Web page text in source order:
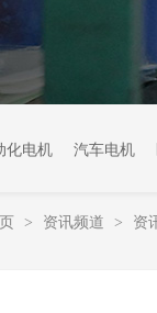
化电机 汽车电机
> 资讯频道 > 资